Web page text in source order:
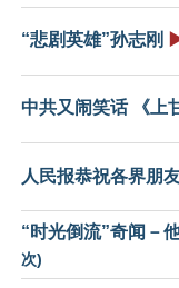
“悲剧英雄”孙志刚
中共又闹笑话 《上
人民报恭祝各界朋
“时光倒流”奇闻－
次)